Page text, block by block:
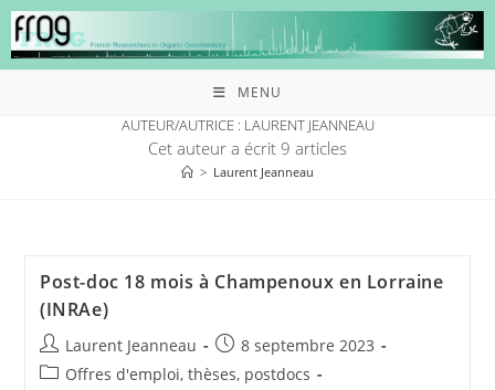
MENU
AUTEUR/AUTRICE : LAURENT JEANNEAU
Cet auteur a écrit 9 articles
> Laurent Jeanneau
Post-doc 18 mois à Champenoux en Lorraine
(INRAe)
Laurent Jeanneau
8 septembre 2023
Offres d'emploi, thèses, postdocs